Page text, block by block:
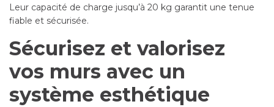
Leur capacité de charge jusqu’à 20 kg garantit une tenue
fiable et sécurisée.
Sécurisez et valorisez
vos murs avec un
système esthétique